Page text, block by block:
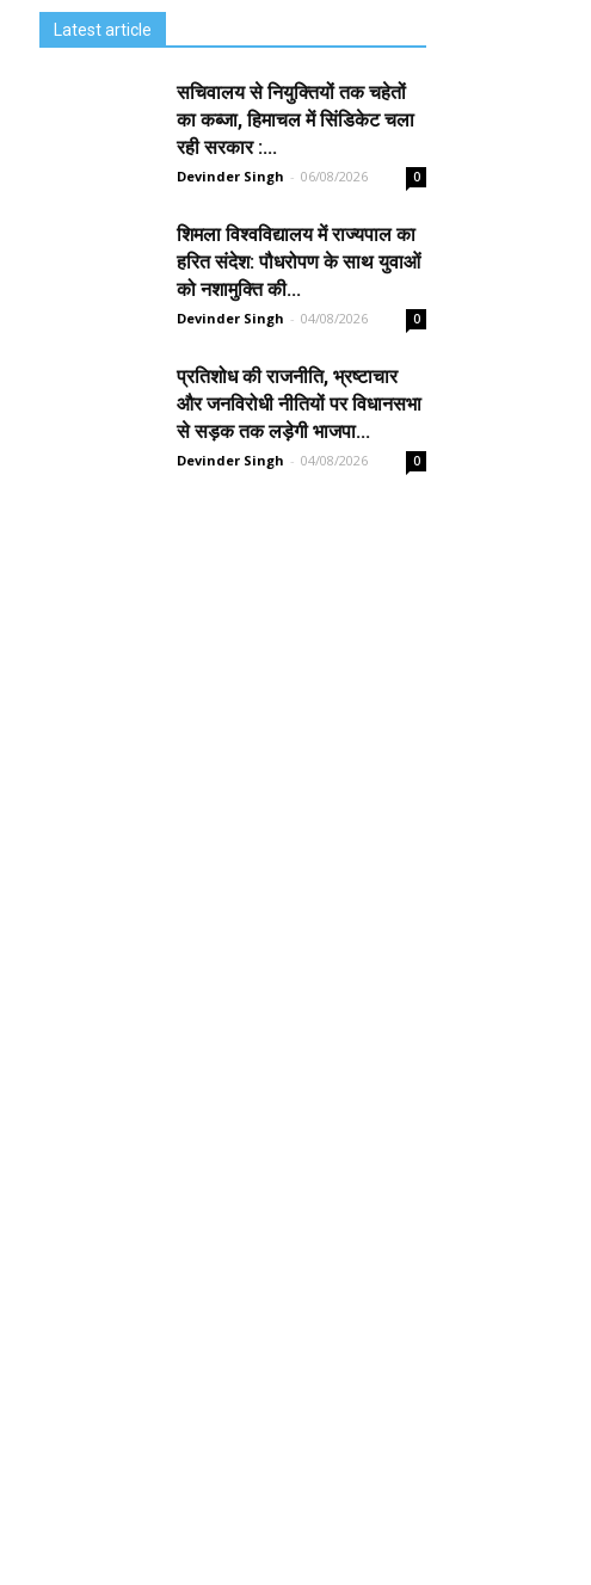
Latest article
सचिवालय से नियुक्तियों तक चहेतों
का कब्जा, हिमाचल में सिंडिकेट चला
रही सरकार :...
Devinder Singh - 06/08/2026 0
शिमला विश्वविद्यालय में राज्यपाल का
हरित संदेश: पौधरोपण के साथ युवाओं
को नशामुक्ति की...
Devinder Singh - 04/08/2026 0
प्रतिशोध की राजनीति, भ्रष्टाचार
और जनविरोधी नीतियों पर विधानसभा
से सड़क तक लड़ेगी भाजपा...
Devinder Singh - 04/08/2026 0